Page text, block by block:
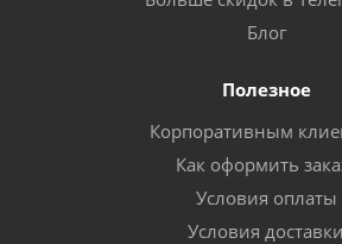
Блог
Полезное
Корпоративным
Как оформить
Условия оплаты
Условия доставки